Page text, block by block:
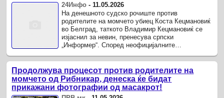
24Инфо - 11.05.2026
На денешното судско рочиште против
родителите на момчето убиец Коста Кецмановиќ
во Белград, таткото Владимир Кецмановиќ се
изјаснил за невин, пренесува српски
„Информер“. Според неофицијалните
изјавил дека ...
Продолжува процесот против родителите на
момчето од Рибникар, денеска ќе бидат
прикажани фотографии од масакрот!